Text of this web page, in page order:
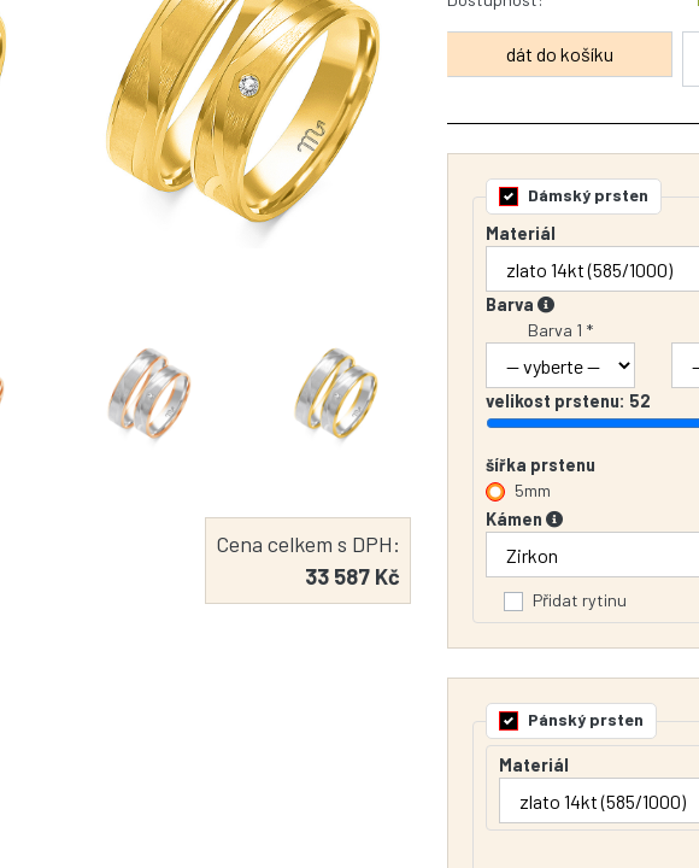
Cena celkem s DPH:
33 587 Kč
Dámský prsten
Materiál
Barva
Barva 1 *
velikost prstenu: 52
šířka prstenu
5mm
Kámen
Přidat rytinu
Pánský prsten
Materiál